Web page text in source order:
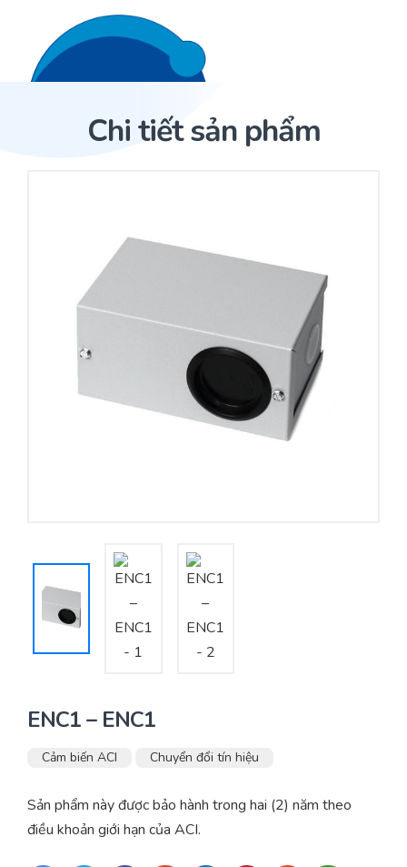
Trang Chủ
Cảm biến ACI
Nhà phân phối cảm biến
Nhà sản xuất thiết bị điều khiển
Cung cấp giải pháp quản lý cho toà nhà (BMS)
Bảo trì – Bảo dưỡng hệ thống
Thi công – Lắp đặt hệ thống HVAC
Chi tiết sản phẩm
ENC1 – ENC1
Cảm biến ACI Chuyển đổi tín hiệu
Sản phẩm này được bảo hành trong hai (2) năm theo
điều khoản giới hạn của ACI.